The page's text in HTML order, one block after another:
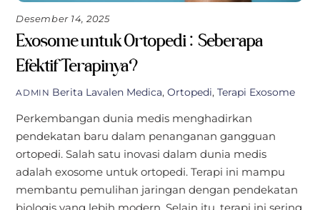
Desember 14, 2025
Exosome untuk Ortopedi: Seberapa
Efektif Terapinya?
ADMIN Berita Lavalen Medica,Ortopedi,Terapi Exosome
Perkembangan dunia medis menghadirkan
pendekatan baru dalam penanganan gangguan
ortopedi. Salah satu inovasi dalam dunia medis
adalah exosome untuk ortopedi. Terapi ini mampu
membantu pemulihan jaringan dengan pendekatan